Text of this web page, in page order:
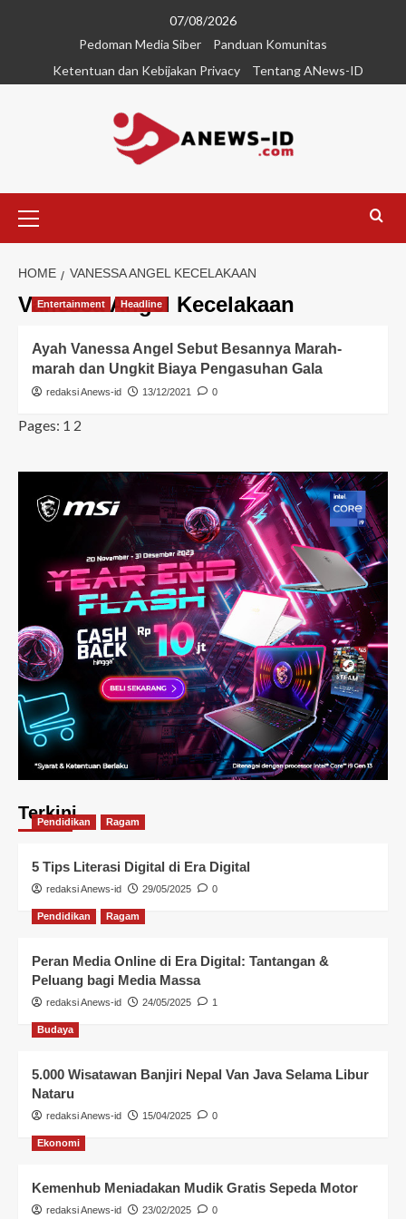
07/08/2026
Pedoman Media Siber
Panduan Komunitas
Ketentuan dan Kebijakan Privacy
Tentang ANews-ID
HOME VANESSA ANGEL KECELAKAAN
Vanessa Angel Kecelakaan
Entertainment Headline
Ayah Vanessa Angel Sebut Besannya Marah-
marah dan Ungkit Biaya Pengasuhan Gala
redaksi Anews-id 13/12/2021 0
Pages: 1 2
Terkini
Pendidikan Ragam
5 Tips Literasi Digital di Era Digital
redaksi Anews-id 29/05/2025 0
Pendidikan Ragam
Peran Media Online di Era Digital: Tantangan &
Peluang bagi Media Massa
redaksi Anews-id 24/05/2025 1
Budaya
5.000 Wisatawan Banjiri Nepal Van Java Selama Libur
Nataru
redaksi Anews-id 15/04/2025 0
Ekonomi
Kemenhub Meniadakan Mudik Gratis Sepeda Motor
redaksi Anews-id 23/02/2025 0